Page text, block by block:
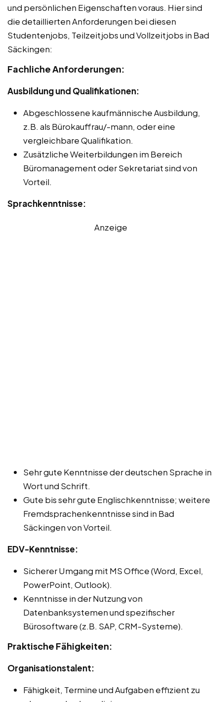
und persönlichen Eigenschaften voraus. Hier sind
die detaillierten Anforderungen bei diesen
Studentenjobs, Teilzeitjobs und Vollzeitjobs in Bad
Säckingen:
Fachliche Anforderungen:
Ausbildung und Qualifikationen:
Abgeschlossene kaufmännische Ausbildung,
z.B. als Bürokauffrau/-mann, oder eine
vergleichbare Qualifikation.
Zusätzliche Weiterbildungen im Bereich
Büromanagement oder Sekretariat sind von
Vorteil.
Sprachkenntnisse:
Anzeige
Sehr gute Kenntnisse der deutschen Sprache in
Wort und Schrift.
Gute bis sehr gute Englischkenntnisse; weitere
Fremdsprachenkenntnisse sind in Bad
Säckingen von Vorteil.
EDV-Kenntnisse:
Sicherer Umgang mit MS Office (Word, Excel,
PowerPoint, Outlook).
Kenntnisse in der Nutzung von
Datenbanksystemen und spezifischer
Bürosoftware (z.B. SAP, CRM-Systeme).
Praktische Fähigkeiten:
Organisationstalent:
Fähigkeit, Termine und Aufgaben effizient zu